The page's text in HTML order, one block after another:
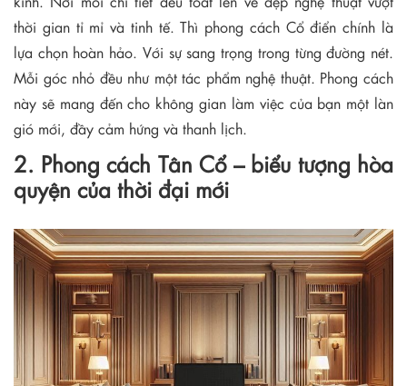
thời gian tỉ mỉ và tinh tế. Thì phong cách Cổ điển chính là
lựa chọn hoàn hảo. Với sự sang trọng trong từng đường nét.
Mỗi góc nhỏ đều như một tác phẩm nghệ thuật. Phong cách
này sẽ mang đến cho không gian làm việc của bạn một làn
gió mới, đầy cảm hứng và thanh lịch.
2. Phong cách Tân Cổ – biểu tượng hòa
quyện của thời đại mới